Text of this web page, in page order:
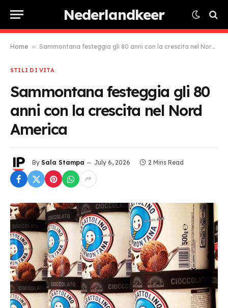
Nederlandkeer
Home » Sammontana festeggia gli 80 anni con la crescita nel Nord America
STILI DI VITA
Sammontana festeggia gli 80
anni con la crescita nel Nord
America
By Sala Stampa July 6, 2026 2 Mins Read